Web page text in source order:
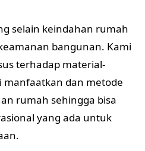
selain keindahan rumah
bangunan. Kami
terhadap material-
manfaatkan dan metode
rumah sehingga bisa
yang ada untuk